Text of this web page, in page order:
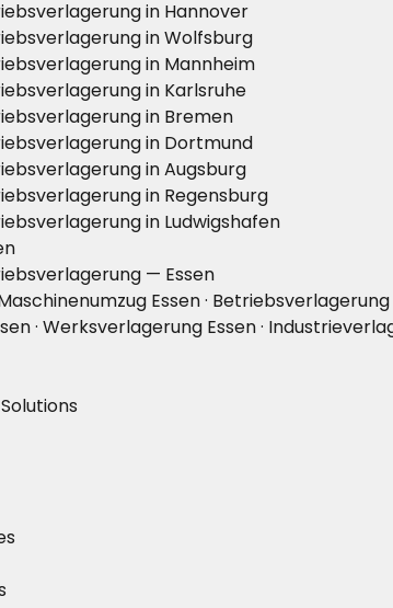
in Hannover
in Wolfsburg
in Mannheim
in Karlsruhe
in Bremen
in Dortmund
in Augsburg
in Regensburg
in Ludwigshafen
— Essen
Essen ·
· Werksverlagerung Essen ·